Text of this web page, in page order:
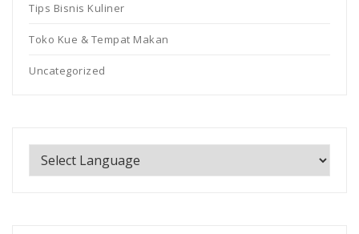
Tips Bisnis Kuliner
Toko Kue & Tempat Makan
Uncategorized